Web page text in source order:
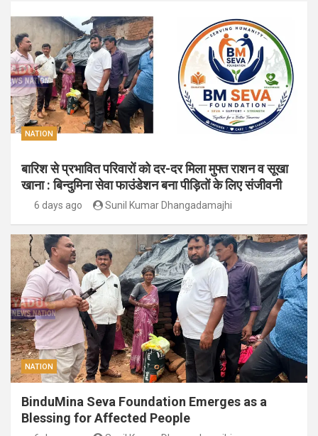
NATION
बारिश से प्रभावित परिवारों को दर-दर मिला मुफ्त राशन व सूखा
खाना : बिन्दुमिना सेवा फाउंडेशन बना पीड़ितों के लिए संजीवनी
6 days ago Sunil Kumar Dhangadamajhi
NATION
BinduMina Seva Foundation Emerges as a
Blessing for Affected People